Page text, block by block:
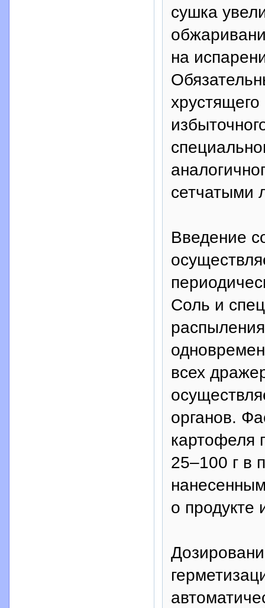
сушка
на
сетчатыми
Введение
Соль и
всех
органов.
картофеля
25–100 г в
о продукте